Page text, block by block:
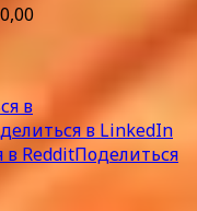
в
в LinkedIn
в RedditПоделиться